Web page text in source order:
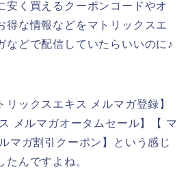
安く買えるクーポンコードやオ
得な情報などをマトリックスエ
などで配信していたらいいのに♪
リックスエキス メルマガ登録】
メルマガオータムセール】【 マ
マガ割引クーポン】という感じ
たんですよね。